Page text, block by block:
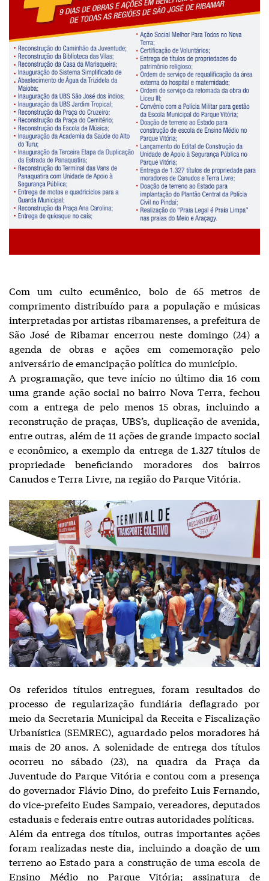
Com um culto ecumênico, bolo de 65 metros de
comprimento distribuído para a população e músicas
interpretadas por artistas ribamarenses, a prefeitura de
São José de Ribamar encerrou neste domingo (24) a
agenda de obras e ações em comemoração pelo
aniversário de emancipação política do município.
A programação, que teve início no último dia 16 com
uma grande ação social no bairro Nova Terra, fechou
com a entrega de pelo menos 15 obras, incluindo a
reconstrução de praças, UBS’s, duplicação de avenida,
entre outras, além de 11 ações de grande impacto social
e econômico, a exemplo da entrega de 1.327 títulos de
propriedade beneficiando moradores dos bairros
Canudos e Terra Livre, na região do Parque Vitória.
Os referidos títulos entregues, foram resultados do
processo de regularização fundiária deflagrado por
meio da Secretaria Municipal da Receita e Fiscalização
Urbanística (SEMREC), aguardado pelos moradores há
mais de 20 anos. A solenidade de entrega dos títulos
ocorreu no sábado (23), na quadra da Praça da
Juventude do Parque Vitória e contou com a presença
do governador Flávio Dino, do prefeito Luis Fernando,
do vice-prefeito Eudes Sampaio, vereadores, deputados
estaduais e federais entre outras autoridades políticas.
Além da entrega dos títulos, outras importantes ações
foram realizadas neste dia, incluindo a doação de um
terreno ao Estado para a construção de uma escola de
Ensino Médio no Parque Vitória; assinatura de